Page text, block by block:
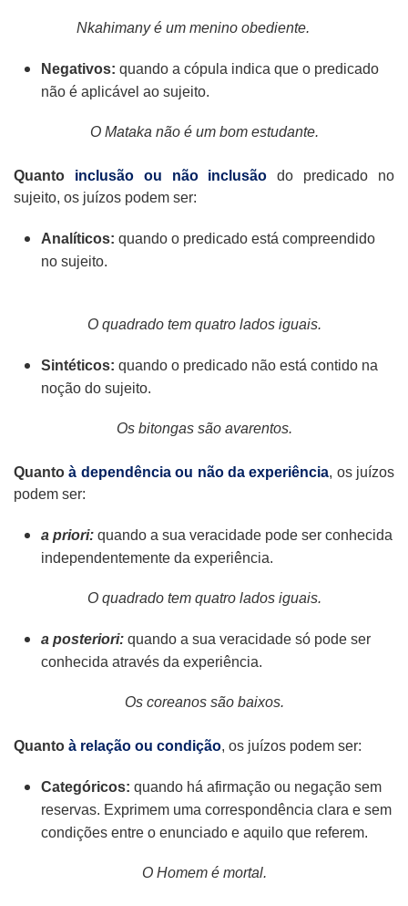
Nkahimany é um menino obediente.
Negativos: quando a cópula indica que o predicado
não é aplicável ao sujeito.
O Mataka não é um bom estudante.
Quanto inclusão ou não inclusão
do predicado no
sujeito, os juízos podem ser:
Analíticos: quando o predicado está compreendido
no sujeito.
O quadrado tem quatro lados iguais.
Sintéticos: quando o predicado não está contido na
noção do sujeito.
Os bitongas são avarentos.
Quanto à dependência ou não da experiência, os juízos
podem ser:
a priori: quando a sua veracidade pode ser conhecida
independentemente da experiência.
O quadrado tem quatro lados iguais.
a posteriori: quando a sua veracidade só pode ser
conhecida através da experiência.
Os coreanos são baixos.
Quanto à relação ou condição, os juízos podem ser:
Categóricos: quando há afirmação ou negação sem
reservas. Exprimem uma correspondência clara e sem
condições entre o enunciado e aquilo que referem.
O Homem é mortal.